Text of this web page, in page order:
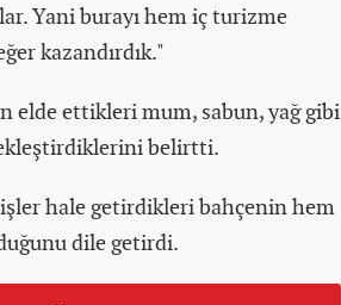
Yani burayı hem iç turizme
kazandırdık."
elde ettikleri mum, sabun, yağ gibi
belirtti.
hale getirdikleri bahçenin hem
dile getirdi.